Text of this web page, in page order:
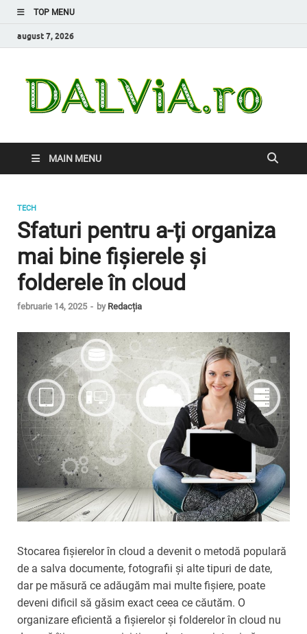
TOP MENU
august 7, 2026
MAIN MENU
TECH
Sfaturi pentru a-ți organiza
mai bine fișierele și
folderele în cloud
februarie 14, 2025 - by Redacția
Stocarea fișierelor în cloud a devenit o metodă populară
de a salva documente, fotografii și alte tipuri de date,
dar pe măsură ce adăugăm mai multe fișiere, poate
deveni dificil să găsim exact ceea ce căutăm. O
organizare eficientă a fișierelor și folderelor în cloud nu